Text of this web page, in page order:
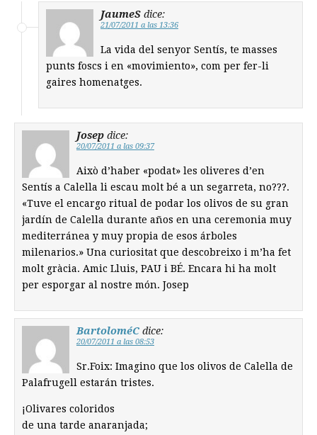
JaumeS dice:
21/07/2011 a las 13:36
La vida del senyor Sentís, te masses
punts foscs i en «movimiento», com per fer-li
gaires homenatges.
Josep dice:
20/07/2011 a las 09:37
Això d’haber «podat» les oliveres d’en
Sentís a Calella li escau molt bé a un segarreta, no???.
«Tuve el encargo ritual de podar los olivos de su gran
jardín de Calella durante años en una ceremonia muy
mediterránea y muy propia de esos árboles
milenarios.» Una curiositat que descobreixo i m’ha fet
molt gràcia. Amic Lluis, PAU i BÉ. Encara hi ha molt
per esporgar al nostre món. Josep
BartoloméC dice:
20/07/2011 a las 08:53
Sr.Foix: Imagino que los olivos de Calella de
Palafrugell estarán tristes.
¡Olivares coloridos
de una tarde anaranjada;